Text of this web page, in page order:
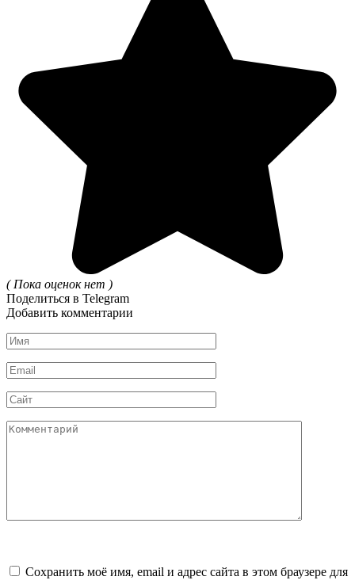
( Пока оценок нет )
Поделиться в Telegram
Добавить комментарии
Имя
*
Email
*
Сайт
Комментарий
Сохранить моё имя, email и адрес сайта в этом браузере для